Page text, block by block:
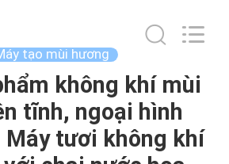
tạo mùi hương
không khí mùi
tĩnh, ngoại hình
tươi không khí